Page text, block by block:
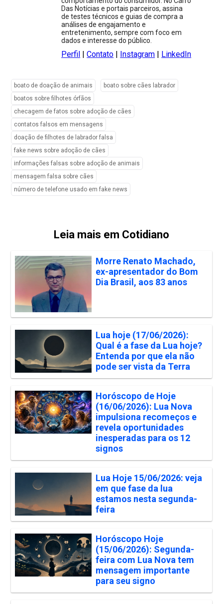
Das Notícias e portais parceiros, assina
de testes técnicos e guias de compra a
análises de engajamento e
entretenimento, sempre com foco em
dados e interesse do público.
Perfil |Contato Instagram LinkedIn
boato de doação de animais
boato sobre cães labrador
boatos sobre filhotes órfãos
checagem de fatos sobre adoção de cães
contatos falsos em mensagens
doação de filhotes de labrador falsa
fake news sobre adoção de cães
informações falsas sobre adoção de animais
mensagem falsa sobre cães
número de telefone usado em fake news
Leia mais em Cotidiano
Morre Renato Machado,
ex-apresentador do Bom
Dia Brasil, aos 83 anos
Lua hoje (17/06/2026):
Qual é a fase da Lua hoje?
Entenda por que ela não
pode ser vista da Terra
Horóscopo de Hoje
(16/06/2026): Lua Nova
impulsiona recomeços e
revela oportunidades
inesperadas para os 12
signos
Lua Hoje 15/06/2026: veja
em que fase da lua
estamos nesta segunda-
feira
Horóscopo Hoje
(15/06/2026): Segunda-
feira com Lua Nova tem
mensagem importante
para seu signo